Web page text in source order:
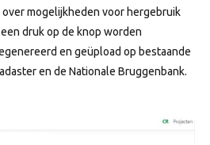
mogelijkheden voor hergebruik
druk op de knop worden
en geüpload op bestaande
en de Nationale Bruggenbank.